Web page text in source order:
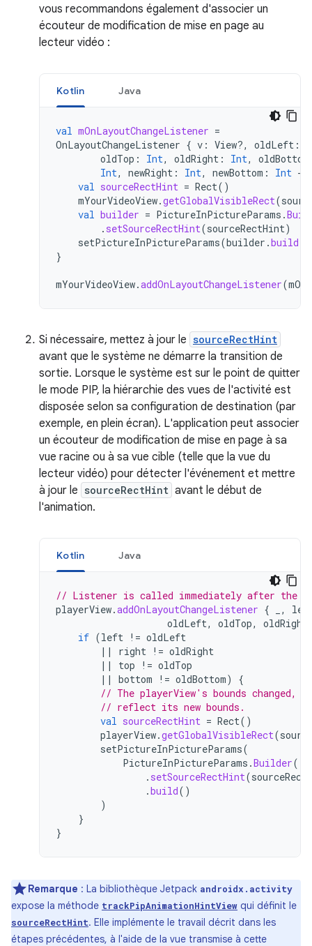
vous recommandons également d'associer un
écouteur de modification de mise en page au
lecteur vidéo :
Kotlin Java
val mOnLayoutChangeListener =
OnLayoutChangeListener { v : View?, oldLeft :
oldTop : Int, oldRight : Int, oldBottom
Int, newRight : Int, newBottom : Int ->
val sourceRectHint = Rect()
mYourVideoView.getGlobalVisibleRect(
val builder = PictureInPictureParams .
. setSourceRectHint(sourceRectHint)
setPictureInPictureParams(builder .build
}
mYourVideoView.addOnLayoutChangeListener(
Si nécessaire, mettez à jour le sourceRectHint
avant que le système ne démarre la transition de
sortie. Lorsque le système est sur le point de quitter
le mode PIP, la hiérarchie des vues de l'activité est
disposée selon sa configuration de destination (par
exemple, en plein écran). L'application peut associer
un écouteur de modification de mise en page à sa
vue racine ou à sa vue cible (telle que la vue du
lecteur vidéo) pour détecter l'événement et mettre
à jour le sourceRectHint avant le début de
l'animation.
Kotlin Java
// Listener is called immediately after the
playerView.addOnLayoutChangeListener { ,
oldLeft, oldTop, oldRight
if (left != oldLeft
||
right != oldRight
||
top != oldTop
||
bottom != oldBottom)
{
// The playerView's bounds changed,
// reflect its new bounds.
val sourceRectHint = Rect()
playerView.getGlobalVisibleRect(
setPictureInPictureParams(
PictureInPictureParams .Builder()
. setSourceRectHint(
.build()
)
}
}
Remarque : La bibliothèque Jetpack androidx.activity
expose la méthode trackPipAnimationHintView qui définit le
sourceRectHint. Elle implémente le travail décrit dans les
étapes précédentes, à l'aide de la vue transmise à cette